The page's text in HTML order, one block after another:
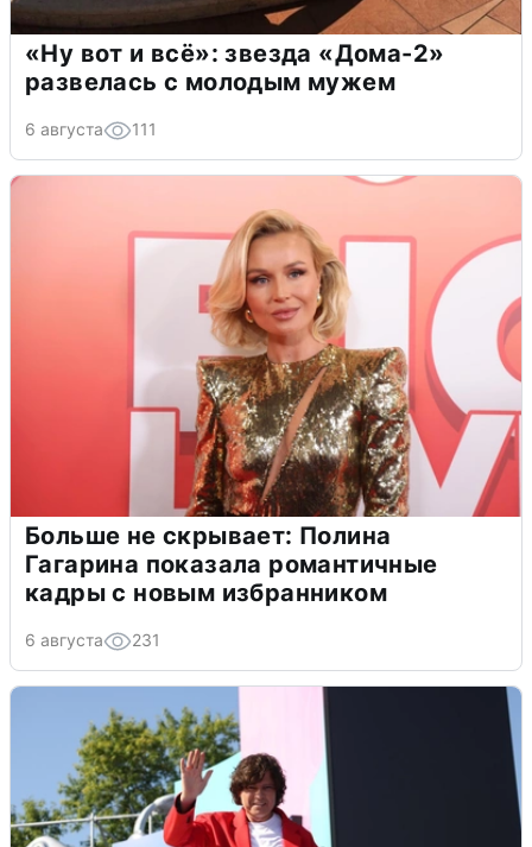
«Ну вот и всё»: звезда «Дома-2»
развелась с молодым мужем
6 августа 111
Больше не скрывает: Полина
Гагарина показала романтичные
кадры с новым избранником
6 августа 231